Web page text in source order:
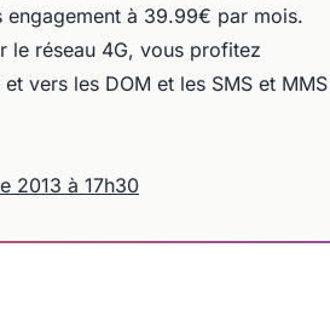
à 39.99€ par mois.
le réseau 4G, vous profitez
vers les DOM et les SMS et MMS
2013 à 17h30